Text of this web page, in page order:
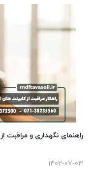
راهنمای نگهداری و مراقبت
1402-07-03